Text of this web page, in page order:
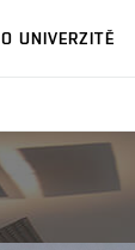
O UNIVERZITĚ